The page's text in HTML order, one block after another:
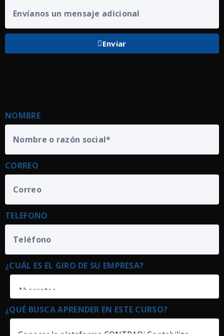
Enviar
NOMBRE
CORREO
TELEFONO
¿CUÁL ES EL GIRO DE SU EMPRESA?
¿QUÉ BUSCA APRENDER EN ESTE CURSO?